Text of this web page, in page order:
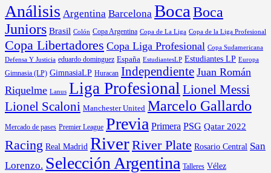
Análisis Argentina Barcelona Boca Boca
Juniors Brasil Colón Copa Argentina Copa de La Liga Copa de la Liga Profesional
Copa Libertadores Copa Liga Profesional Copa Sudamericana
Defensa Y Justicia eduardo dominguez España EstudiantesLP Estudiantes LP Europa
Gimnasia (LP) GimnasiaLP Huracan Independiente Juan Román
Riquelme Lanus Liga Profesional Lionel Messi
Lionel Scaloni Manchester United Marcelo Gallardo
Mercado de pases Premier League Previa Primera PSG Qatar 2022
Racing Real Madrid RiverRiver Plate Rosario Central San
Lorenzo. Selección Argentina Talleres Vélez